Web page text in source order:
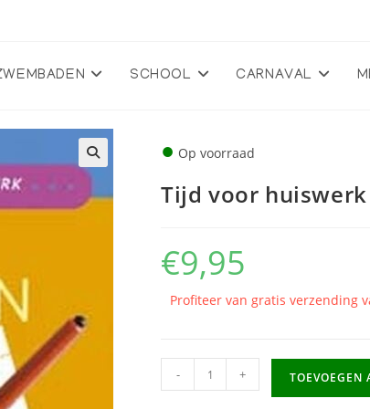
SCHOOL CARNAVAL
🔍
● Op voorraad
Tijd voor
€9,95
Profiteer van gratis verzending
voor
- + TOEVOEGEN